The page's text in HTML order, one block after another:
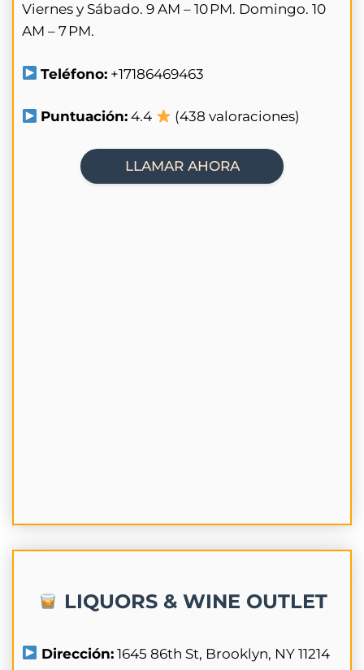
Viernes y Sábado. 9 AM – 10 PM. Domingo. 10
AM – 7 PM.
Teléfono: +17186469463
Puntuación: 4.4 (438 valoraciones)
LLAMAR AHORA
LIQUORS & WINE OUTLET
Dirección: 1645 86th St, Brooklyn, NY 11214